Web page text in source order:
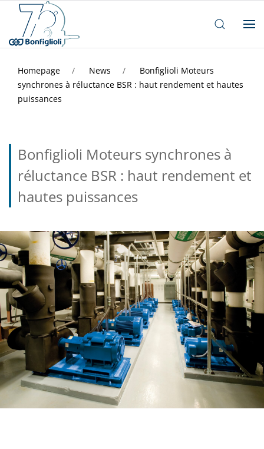
Homepage News
Bonfiglioli Moteurs
synchrones à réluctance BSR : haut rendement et hautes
puissances
Bonfiglioli Moteurs synchrones à
réluctance BSR : haut rendement et
hautes puissances